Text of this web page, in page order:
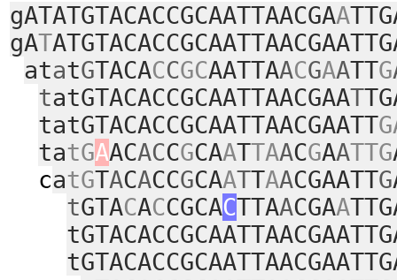
gATATGTACACCGCAATTAACGAA
gAT
atatGTACACCGCAATTAACGAATTG
tatGTACACCGCAATTAACGAAT
tatGTACACCGCAATTAACGAATT
tatGAACACCGCAATTAACGAATTG
catGTACACCGCAATTAACGAATTG
tGTACACCGCACTTAACGAA